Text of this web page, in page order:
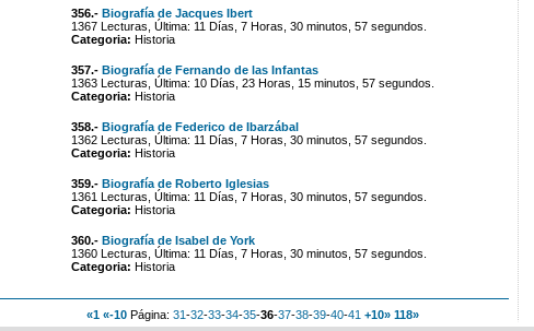
356.- Biografía de Jacques Ibert
1367 Lecturas, Última: 11 Días, 7 Horas, 30 minutos, 57 segundos.
Categoria: Historia
357.- Biografía de Fernando de las Infantas
1363 Lecturas, Última: 10 Días, 23 Horas, 15 minutos, 57 segundos.
Categoria: Historia
358.- Biografía de Federico de Ibarzábal
1362 Lecturas, Última: 11 Días, 7 Horas, 30 minutos, 57 segundos.
Categoria: Historia
359.- Biografía de Roberto Iglesias
1361 Lecturas, Última: 11 Días, 7 Horas, 30 minutos, 57 segundos.
Categoria: Historia
360.- Biografía de Isabel de York
1360 Lecturas, Última: 11 Días, 7 Horas, 30 minutos, 57 segundos.
Categoria: Historia
«1 «-10 Página: 31-32-33-34-35-36-37-38-39-40-41 +10» 118»